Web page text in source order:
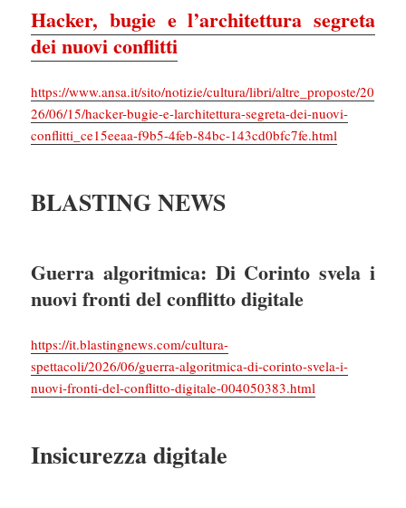
Hacker, bugie e l’architettura segreta
dei nuovi conflitti
https://www.ansa.it/sito/notizie/cultura/libri/altre_proposte/20
26/06/15/hacker-bugie-e-larchitettura-segreta-dei-nuovi-
conflitti_ce15eeaa-f9b5-4feb-84bc-143cd0bfc7fe.html
BLASTING NEWS
Guerra algoritmica: Di Corinto svela i
nuovi fronti del conflitto digitale
https://it.blastingnews.com/cultura-
spettacoli/2026/06/guerra-algoritmica-di-corinto-svela-i-
nuovi-fronti-del-conflitto-digitale-004050383.html
Insicurezza digitale